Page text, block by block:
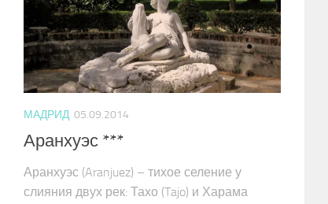
МАДРИД 05.09.2014
Аранхуэс ***
Аранхуэс (Aranjuez) – тихое селение у
слияния двух рек: Тахо (Tajo) и Харама